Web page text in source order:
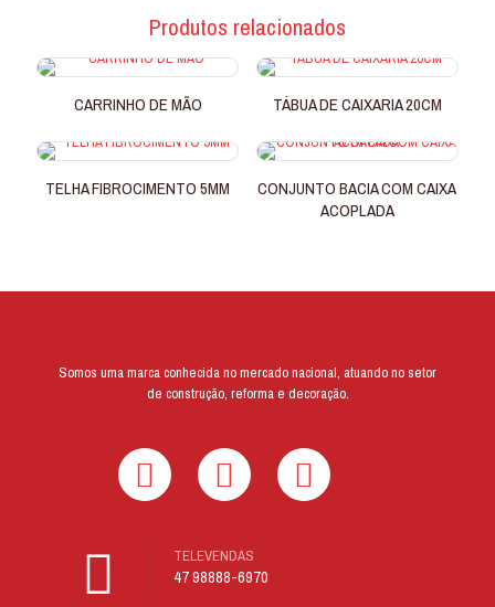
Produtos relacionados
CARRINHO DE MÃO TÁBUA DE CAIXARIA 20CM
TELHA FIBROCIMENTO 5MM
CONJUNTO BACIA COM CAIXA
ACOPLADA
Somos uma marca conhecida no mercado nacional, atuando no setor
de construção, reforma e decoração.
47 98888-6970
TELEVENDAS